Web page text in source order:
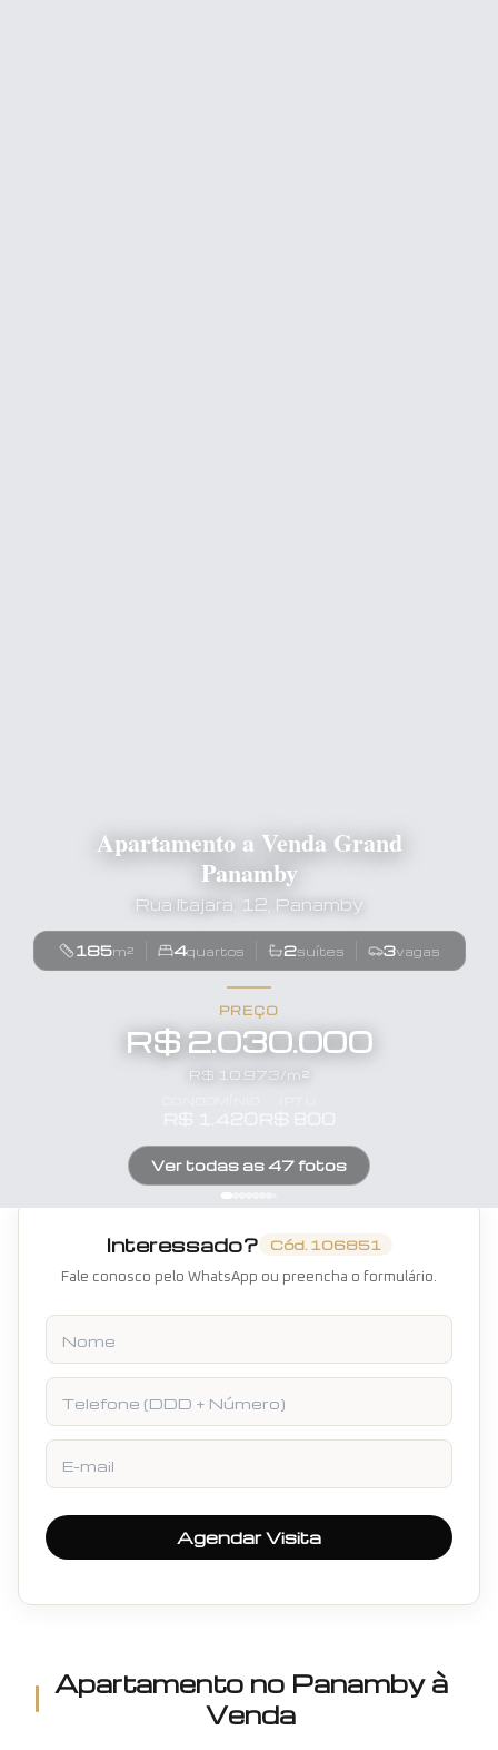
Apartamento a Venda Grand
Panamby
Rua Itajara, 12, Panamby
185m² 4quartos 2suítes 3vagas
PREÇO
R$ 2.030.000
R$ 10.973/m²
Ver todas as 47fotos
Apartamento no Panamby à
Venda
Interessado? Cód. 106851
Fale conosco pelo WhatsApp ou preencha o formulário.
Nome
Telefone
E-mail
Agendar Visita